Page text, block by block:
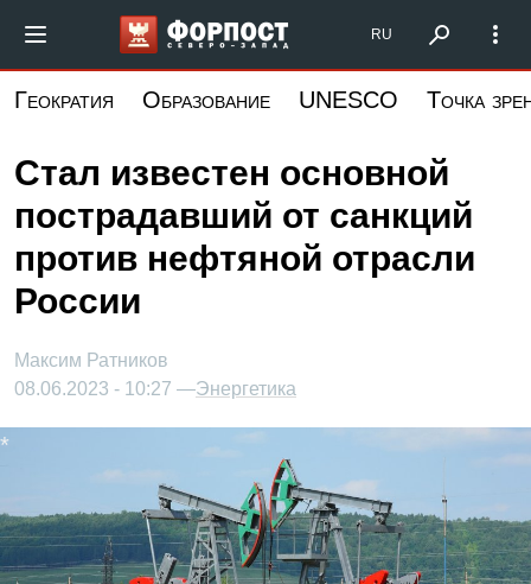
основному
Форпост Северо-Запад
RU
Геократия Образование UNESCO Точка
Стал известен основной
пострадавший от санкций
против нефтяной отрасли
России
Максим Ратников
08.06.2023 - 10:27 —Энергетика